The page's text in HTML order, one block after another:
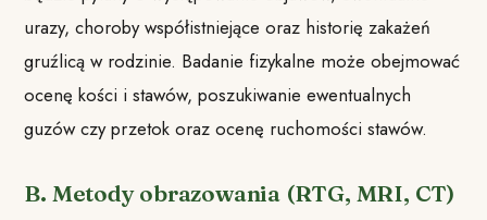
urazy, choroby współistniejące oraz historię zakażeń
gruźlicą w rodzinie. Badanie fizykalne może obejmować
ocenę kości i stawów, poszukiwanie ewentualnych
guzów czy przetok oraz ocenę ruchomości stawów.
B. Metody obrazowania (RTG, MRI, CT)